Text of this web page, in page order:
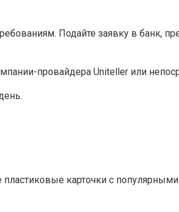
Подайте заявку в банк,
провайдера Uniteller или
пластиковые карточки с